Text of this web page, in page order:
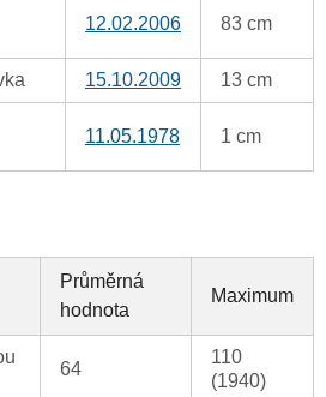
12.02.2006 83 cm
15.10.2009 13 cm
11.05.1978 1 cm
Průměrná
hodnota
Maximum
64
110
(1940)